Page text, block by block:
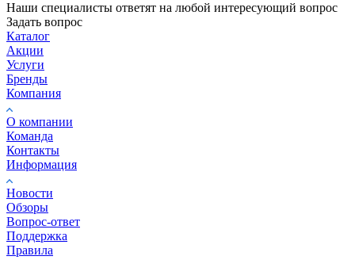
Наши специалисты ответят на любой интересующий вопрос
Задать вопрос
Каталог
Акции
Услуги
Бренды
Компания
О компании
Команда
Контакты
Информация
Новости
Обзоры
Вопрос-ответ
Поддержка
Правила